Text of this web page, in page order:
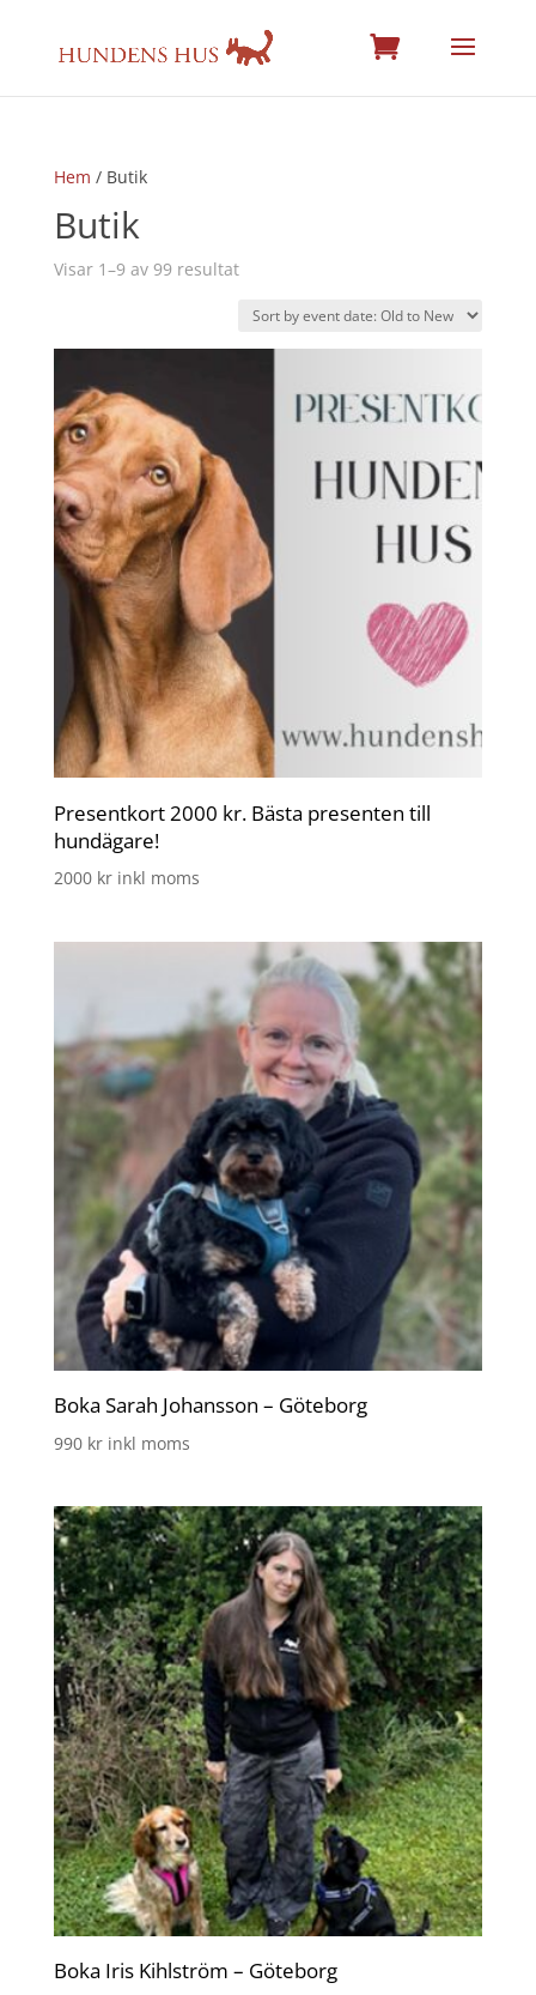
Hem / Butik
Butik
Visar 1–9 av 99 resultat
Presentkort 2000 kr. Bästa presenten till
hundägare!
2000 kr inkl moms
Boka Sarah Johansson – Göteborg
990 kr inkl moms
Boka Iris Kihlström – Göteborg